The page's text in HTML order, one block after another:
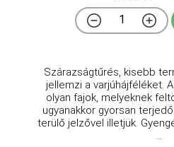
Szárazságtűrés, kisebb
jellemzi a varjúhájféléket.
olyan fajok, melyeknek
ugyanakkor gyorsan
terülő jelzővel illetjük.